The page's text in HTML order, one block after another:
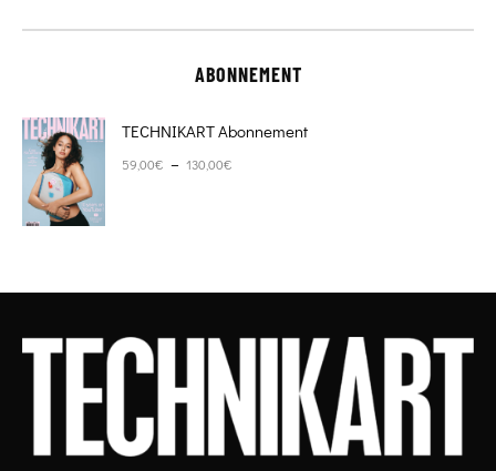
ABONNEMENT
TECHNIKART Abonnement
59,00€ – 130,00€